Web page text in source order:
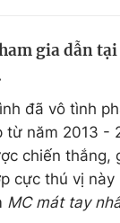
Thị
gia dẫn
đã vô tình
năm 2013 -
chiến thắng,
cực thú vị này
MC mát tay